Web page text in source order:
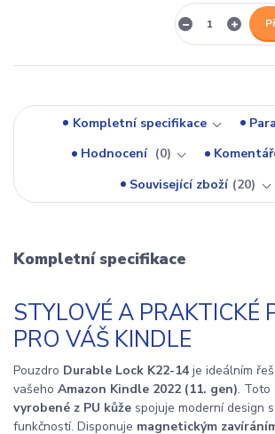
Kompletní specifikace
Hodnocení
0
Související zboží 20
Kompletní specifikace
STYLOVÉ A PRAKTICKÉ
PRO VÁŠ KINDLE
Pouzdro Durable Lock K22-14 je ideálním
vašeho Amazon Kindle 2022 (11. gen). Toto
vyrobené z PU kůže spojuje moderní design
funkčností. Disponuje magnetickým